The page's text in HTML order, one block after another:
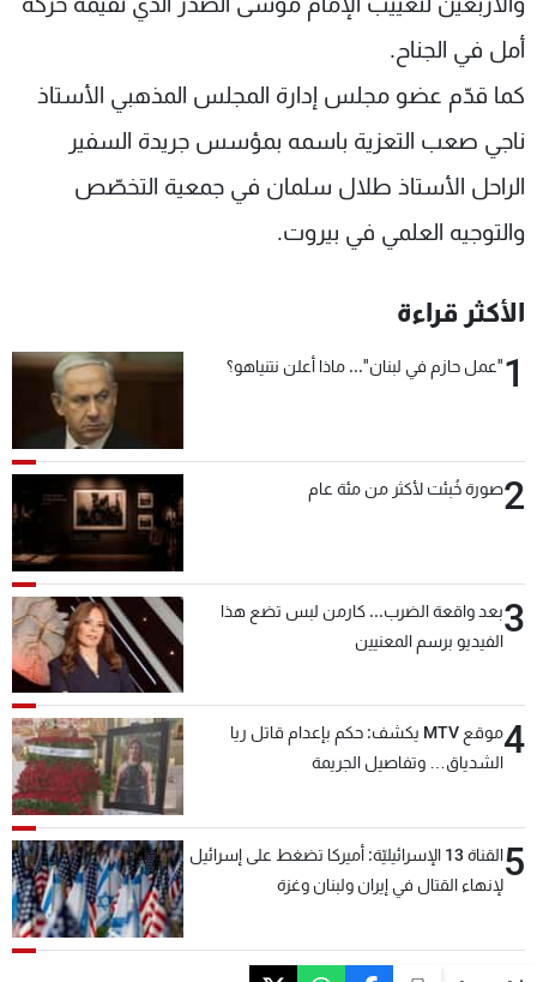
أمل في الجناح.
كما قدّم عضو مجلس إدارة المجلس المذهبي الأستاذ
ناجي صعب التعزية باسمه بمؤسس جريدة السفير
الراحل الأستاذ طلال سلمان في جمعية التخصّص
والتوجيه العلمي في بيروت.
الأكثر قراءة
1"عمل حازم في لبنان"... ماذا أعلن نتنياهو؟
2صورة خُبئت لأكثر من مئة عام
3بعد واقعة الضرب... كارمن لبس تضع هذا
الفيديو برسم المعنيين
4
موقع MTV يكشف: حكم بإعدام قاتل ريا
الشدياق… وتفاصيل الجريمة
5
القناة 13 الإسرائيليّة: أميركا تضغط على إسرائيل
لإنهاء القتال في إيران ولبنان وغزة